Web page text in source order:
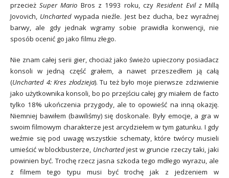
przecieżSuper Mario Bros z 1993 roku, czyResident Evil zMillą
Jovovich, Unchartedwypada nieźle. Jest bez ducha, bez wyraźnej
barwy, ale gdy jednak wgramy sobie prawidła konwencji, nie
sposób ocenić go jako filmu złego.
Nie znam całej serii gier, chociaż jako świeżo upieczony posiadacz
konsoli w jedną część grałem, a nawet przeszedłem ją całą
(Uncharted 4: Kres złodzieja). Tu też było moje pierwsze zdziwienie
jako użytkownika konsoli, bo po przejściu całej gry miałem de facto
tylko 18% ukończenia przygody, ale to opowieść na inną okazję.
Niemniej bawiłem (bawiliśmy) się doskonale. Były emocje, a gra w
swoim filmowym charakterze jest arcydziełem w tym gatunku. I gdy
weźmie się pod uwagę wszystkie schematy, które twórcy musieli
umieścić w blockbusterze, Unchartedjest w gruncie rzeczy taki, jaki
powinien być. Trochę rzecz jasna szkoda tego mdłego wyrazu, ale
z filmem tego typu musi być trochę jak z jedzeniem w